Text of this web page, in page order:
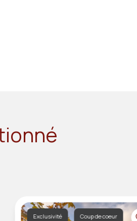
Exclusivité Coup de coeur